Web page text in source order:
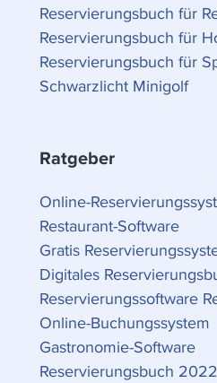
Reservierungsbuch für
Reservierungsbuch für
Reservierungsbuch für
Schwarzlicht Minigolf
Ratgeber
Online-
Restaurant-Software
Gratis
Digitales
Reservierungssoftware
Online-Buchungssystem
Gastronomie-Software
Reservierungsbuch 2022